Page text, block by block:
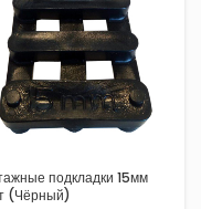
подкладки 15мм
(Чёрный)